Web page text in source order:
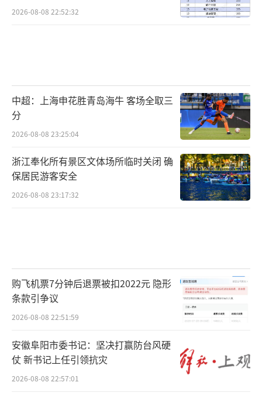
2026-08-08 22:52:32
中超：上海申花胜青岛海牛 客场全取三
分
2026-08-08 23:25:04
浙江奉化所有景区文体场所临时关闭 确
保居民游客安全
2026-08-08 23:17:32
购飞机票7分钟后退票被扣2022元 隐形
条款引争议
2026-08-08 22:51:59
安徽阜阳市委书记：坚决打赢防台风硬
仗 新书记上任引领抗灾
2026-08-08 22:57:01